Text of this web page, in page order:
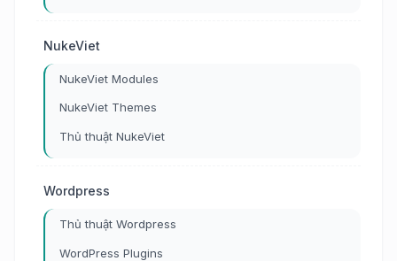
NukeViet
NukeViet Modules
NukeViet Themes
Thủ thuật NukeViet
Wordpress
Thủ thuật Wordpress
WordPress Plugins